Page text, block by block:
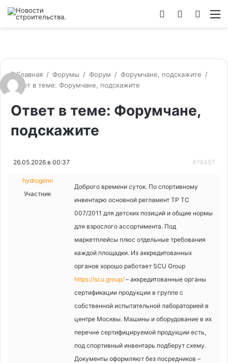
Switch
Войти
Главная / Форумы / Форум / Форумчане, подскажите /
Ответ в теме: Форумчане, подскажите
Ответ в теме: Форумчане,
подскажите
26.05.2026 в 00:37 #78457
hydrogenn
Участник
Доброго времени суток. По спортивному
инвентарю основной регламент ТР ТС
007/2011 для детских позиций и общие нормы
для взрослого ассортимента. Под
маркетплейсы плюс отдельные требования
каждой площадки. Из аккредитованных
органов хорошо работает SCU Group
https://scu.group/ – аккредитованные органы
сертификации продукции в группе с
собственной испытательной лабораторией в
центре Москвы. Машины и оборудование в их
перечне сертифицируемой продукции есть,
под спортивный инвентарь подберут схему.
Документы оформляют без посредников –